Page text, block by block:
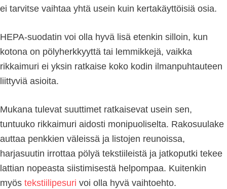
ei tarvitse vaihtaa yhtä usein kuin kertakäyttöisiä osia.
HEPA-suodatin voi olla hyvä lisä etenkin silloin, kun
kotona on pölyherkkyyttä tai lemmikkejä, vaikka
rikkaimuri ei yksin ratkaise koko kodin ilmanpuhtauteen
liittyviä asioita.
Mukana tulevat suuttimet ratkaisevat usein sen,
tuntuuko rikkaimuri aidosti monipuoliselta. Rakosuulake
auttaa penkkien väleissä ja listojen reunoissa,
harjasuutin irrottaa pölyä tekstiileistä ja jatkoputki tekee
lattian nopeasta siistimisestä helpompaa. Kuitenkin
myös tekstiilipesuri voi olla hyvä vaihtoehto.